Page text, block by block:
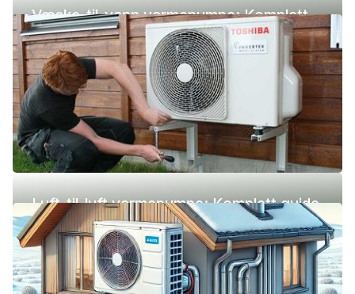
Væske-til-vann varmepumpe: Komplett
guide (pris, fordeler og ulemper)
Luft-til-luft varmepumpe: Komplett guide
(pris, fordeler og ulemper)